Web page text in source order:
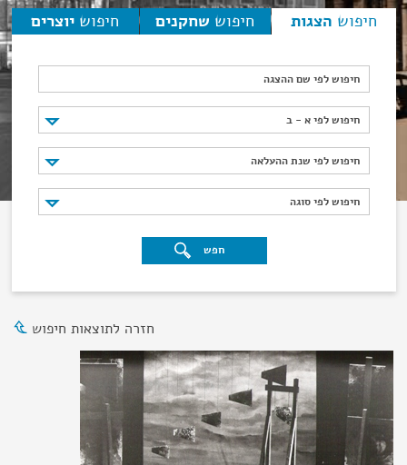
חיפוש הצגות חיפוש שחקנים חיפוש יוצרים
חיפוש לפי שם ההצגה
חיפוש לפי א - ב
חיפוש לפי א - ב
חיפוש לפי שנת ההעלאה
חיפוש לפי שנת ההעלאה
חיפוש לפי סוגה
חיפוש לפי סוגה
חפש
חזרה לתוצאות חיפוש